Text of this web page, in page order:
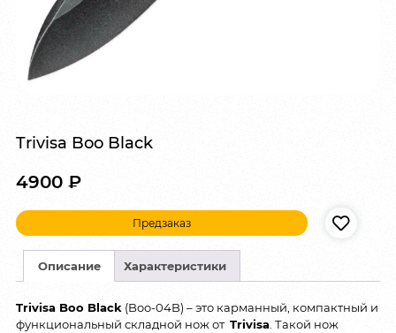
Trivisa Boo Black
4900 ₽
Предзаказ
Описание Характеристики
Trivisa Boo Black (Boo-04B) – это карманный, компактный и
функциональный складной нож от Trivisa . Такой нож